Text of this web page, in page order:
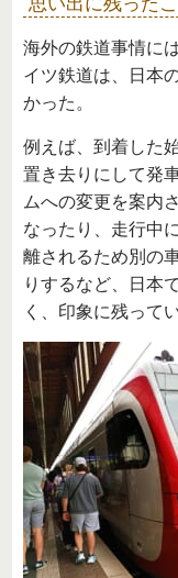
海外の鉄道事情に
イツ鉄道は、日本
かった。
例えば、到着した
置き去りにして発
ムへの変更を案内
なったり、走行中
離されるため別の
りするなど、日本
く、印象に残って